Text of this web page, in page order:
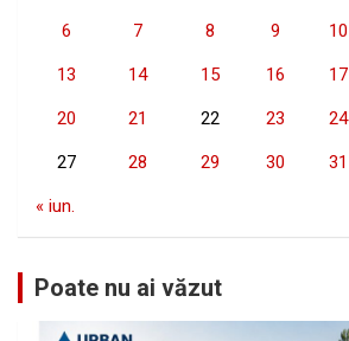
6 7 8 9 10
13 14 15 16 17
20 21 22 23 24
27 28 29 30 31
« iun.
Poate nu ai văzut